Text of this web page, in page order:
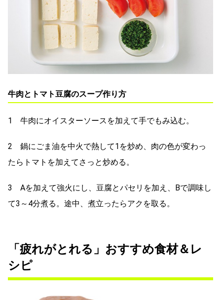
牛肉とトマト豆腐のスープ作り方
1 牛肉にオイスターソースを加えて手でもみ込む。
2 鍋にごま油を中火で熱して1を炒め、肉の色が変わっ
たらトマトを加えてさっと炒める。
3 Aを加えて強火にし、豆腐とパセリを加え、Bで調味し
て3～4分煮る。途中、煮立ったらアクを取る。
「疲れがとれる」おすすめ食材＆レ
シピ